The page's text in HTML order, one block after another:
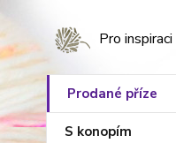
Pro inspiraci
Prodané příze
S konopím